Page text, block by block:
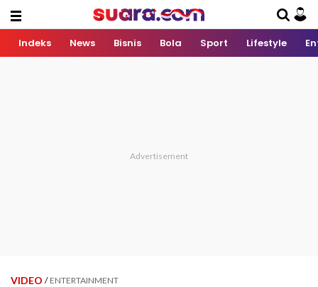
Indeks News Bisnis Bola Sport Lifestyle
VIDEO / ENTERTAINMENT